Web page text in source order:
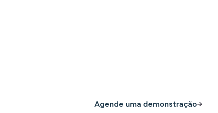
Agende uma demonstração